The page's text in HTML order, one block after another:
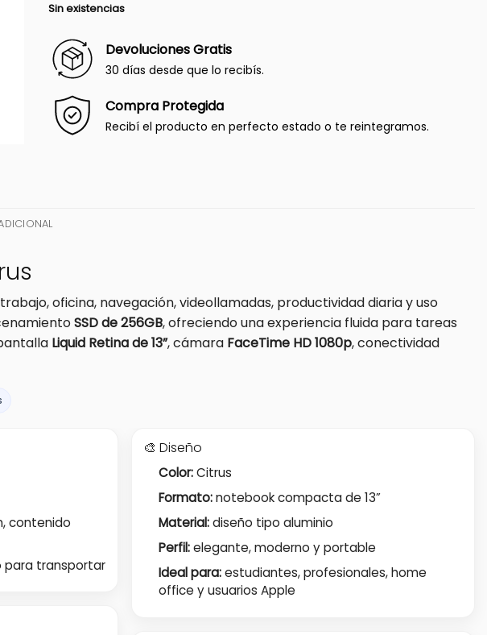
Sin existencias
Devoluciones Gratis
30 días desde que lo recibís.
Compra Protegida
Recibí el producto en perfecto estado o te reintegramos.
oficina, navegación, videollamadas, productividad diaria y uso
SSD de 256GB, ofreciendo una experiencia fluida para tareas
Liquid Retina de 13”, cámara FaceTime HD 1080p, conectividad
contenido
para transportar
🎨 Diseño
Color:Citrus
Formato:notebook compacta de 13”
Material:diseño tipo aluminio
Perfil:elegante, moderno y portable
Ideal para:estudiantes, profesionales, home
office y usuarios Apple